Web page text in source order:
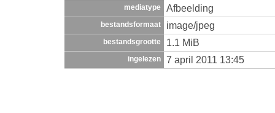
mediatype Afbeelding
bestandsformaat image/jpeg
bestandsgrootte 1.1 MiB
ingelezen 7 april 2011 13:45